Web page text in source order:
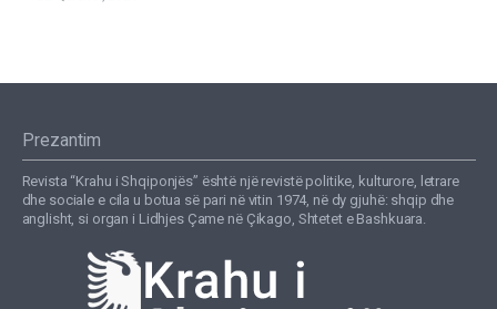
Prezantim
Revista “Krahu i Shqiponjës” është një revistë politike, kulturore, letrare
dhe sociale e cila u botua së pari në vitin 1974, në dy gjuhë: shqip dhe
anglisht, si organ i Lidhjes Çame në Çikago, Shtetet e Bashkuara.